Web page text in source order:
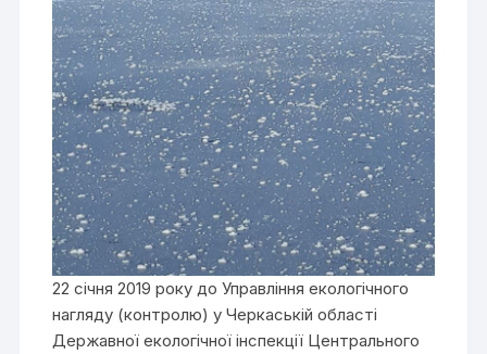
22 січня 2019 року до Управління екологічного
нагляду (контролю) у Черкаській області
Державної екологічної інспекції Центрального